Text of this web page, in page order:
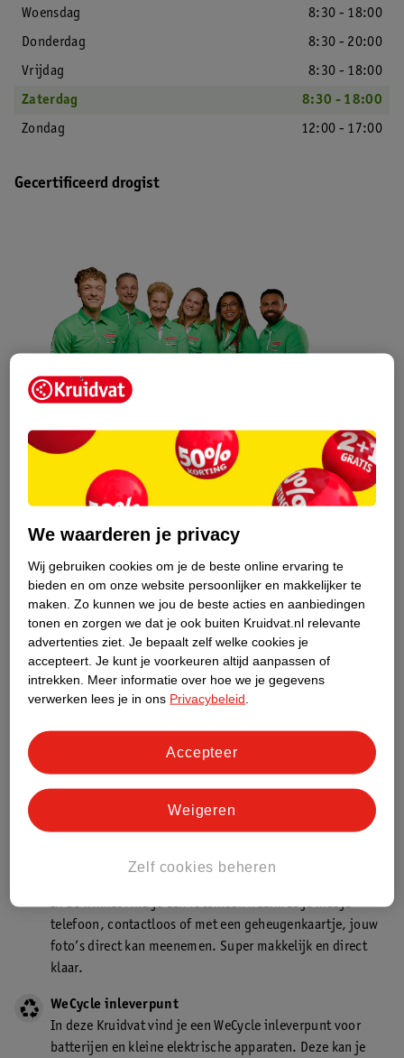
Woensdag
8:30 - 18:00
Donderdag
8:30 - 20:00
Vrijdag
8:30 - 18:00
Zaterdag
8:30 - 18:00
Zondag
12:00 - 17:00
Gecertificeerd drogist
Kruidvat is een erkend specialist in
zelfzorg, ook online. Wat je
gezondheidsvraag ook is, stel hem aan
Stel je gezondheidsvraag
Ook in deze winkel
Kruidvat.nl ophaalpunt
Laat je bestelling snel en gemakkelijk bezorgen in de
Kruidvat is een gecertificeerd drogist. Dit betekent dat je
In de winkel vind je een fotokiosk waarmee je met je
telefoon, contactloos of met een geheugenkaartje, jouw
foto’s direct kan meenemen. Super makkelijk en direct
klaar.
WeCycle inleverpunt
In deze Kruidvat vind je een WeCycle inleverpunt voor
batterijen en kleine elektrische apparaten. Deze kan je
We waarderen je privacy
Wij gebruiken cookies om je de beste online ervaring te
bieden en om onze website persoonlijker en makkelijker te
maken. Zo kunnen we jou de beste acties en aanbiedingen
tonen en zorgen we dat je ook buiten Kruidvat.nl relevante
advertenties ziet. Je bepaalt zelf welke cookies je
accepteert. Je kunt je voorkeuren altijd aanpassen of
intrekken.
Meer informatie over hoe we je gegevens
verwerken lees je in ons Privacybeleid
Zelf cookies beheren
Weigeren
Accepteer